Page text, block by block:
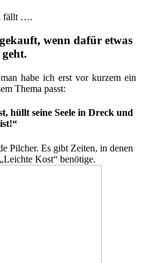
fällt ….
wenn dafür etwas
geht.
habe ich erst vor kurzem ein
Thema passt:
hüllt seine Seele in Dreck und
Pilcher. Es gibt Zeiten, in denen
Kost“ benötige.